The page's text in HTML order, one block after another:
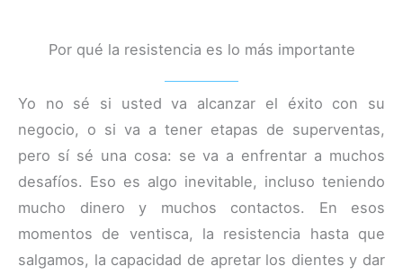
Por qué la resistencia es lo más importante
Yo no sé si usted va alcanzar el éxito con su
negocio, o si va a tener etapas de superventas,
pero sí sé una cosa: se va a enfrentar a muchos
desafíos. Eso es algo inevitable, incluso teniendo
mucho dinero y muchos contactos. En esos
momentos de ventisca, la resistencia hasta que
salgamos, la capacidad de apretar los dientes y dar